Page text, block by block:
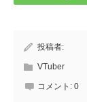
投稿者:
VTuber
コメント: 0